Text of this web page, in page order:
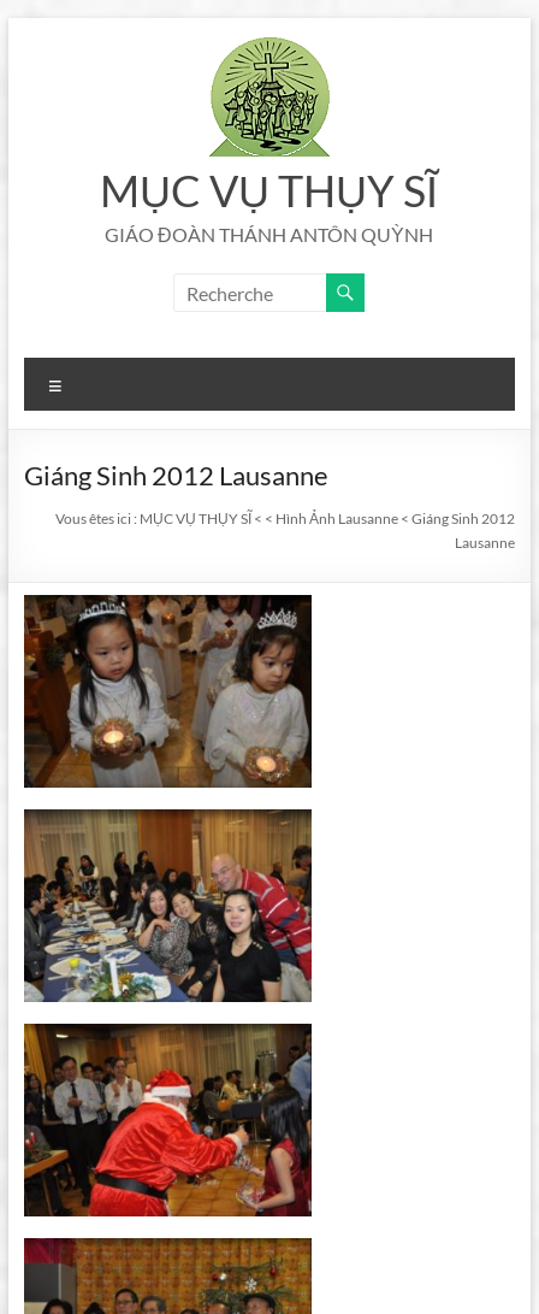
MỤC VỤ THỤY SĨ
GIÁO ĐOÀN THÁNH ANTÔN QUỲNH
Giáng Sinh 2012 Lausanne
Vous êtes ici : MỤC VỤ THỤY SĨ < < Hình Ảnh Lausanne <Giáng Sinh 2012
Lausanne